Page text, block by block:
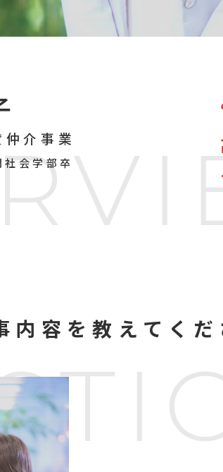
介事業
会学部卒
T
内容を教えてくだ